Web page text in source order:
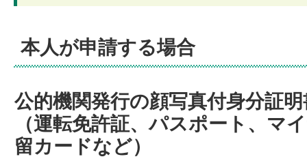
本人が申請する場合
公的機関発行の顔写真付身分証
（運転免許証、パスポート、マ
留カードなど）